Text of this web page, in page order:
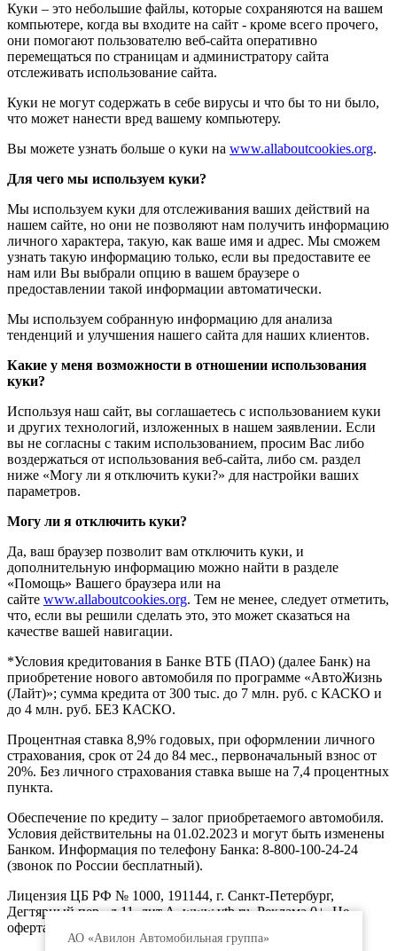
АО «Авилон Автомобильная группа»
Куки – это небольшие файлы, которые сохраняются на вашем
компьютере, когда вы входите на сайт - кроме всего прочего,
они помогают пользователю веб-сайта оперативно
перемещаться по страницам и администратору сайта
отслеживать использование сайта.
Куки не могут содержать в себе вирусы и что бы то ни было,
что может нанести вред вашему компьютеру.
Вы можете узнать больше о куки на www.allaboutcookies.org.
Для чего мы используем куки?
Мы используем куки для отслеживания ваших действий на
нашем сайте, но они не позволяют нам получить информацию
личного характера, такую, как ваше имя и адрес. Мы сможем
узнать такую информацию только, если вы предоставите ее
нам или Вы выбрали опцию в вашем браузере о
предоставлении такой информации автоматически.
Мы используем собранную информацию для анализа
тенденций и улучшения нашего сайта для наших клиентов.
Какие у меня возможности в отношении использования
куки?
Используя наш сайт, вы соглашаетесь с использованием куки
и других технологий, изложенных в нашем заявлении. Если
вы не согласны с таким использованием, просим Вас либо
воздержаться от использования веб-сайта, либо см. раздел
ниже «Могу ли я отключить куки?» для настройки ваших
параметров.
Могу ли я отключить куки?
Да, ваш браузер позволит вам отключить куки, и
дополнительную информацию можно найти в разделе
«Помощь» Вашего браузера или на
сайте www.allaboutcookies.org. Тем не менее, следует отметить,
что, если вы решили сделать это, это может сказаться на
качестве вашей навигации.
*Условия кредитования в Банке ВТБ (ПАО) (далее Банк) на
приобретение нового автомобиля по программе «АвтоЖизнь
(Лайт)»; сумма кредита от 300 тыс. до 7 млн. руб. с КАСКО и
до 4 млн. руб. БЕЗ КАСКО.
Процентная ставка 8,9% годовых, при оформлении личного
страхования, срок от 24 до 84 мес., первоначальный взнос от
20%. Без личного страхования ставка выше на 7,4 процентных
пункта.
Обеспечение по кредиту – залог приобретаемого автомобиля.
Условия действительны на 01.02.2023 и могут быть изменены
Банком. Информация по телефону Банка: 8-800-100-24-24
(звонок по России бесплатный).
Лицензия ЦБ РФ № 1000, 191144, г. Санкт-Петербург,
Дегтярный пер., д.11, лит.А. www.vtb.ru. Реклама 0+. Не
оферта.